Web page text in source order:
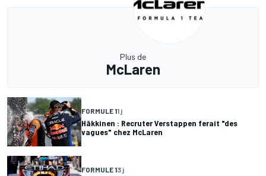
Plus de
McLaren
FORMULE 11 j
Häkkinen : Recruter Verstappen ferait "des
vagues" chez McLaren
FORMULE 13 j